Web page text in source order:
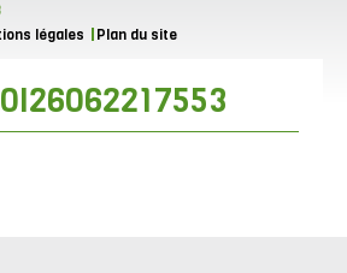
légales
Plan du site